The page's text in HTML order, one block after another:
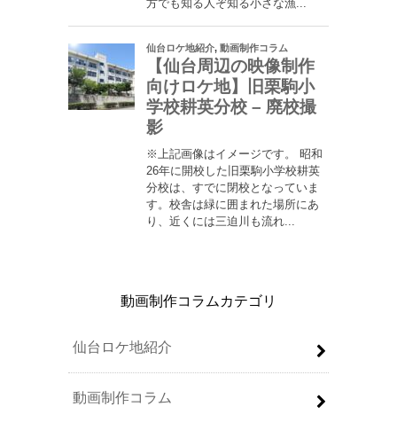
動画制作コラムカテゴリ
仙台ロケ地紹介
動画制作コラム